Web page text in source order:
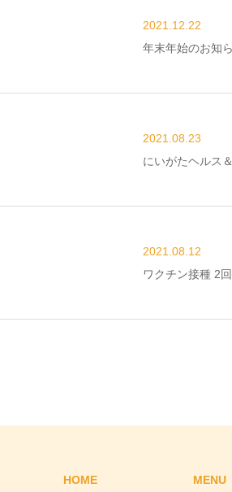
2021.12.22
年末年始のお知
2021.08.23
にいがたヘルス
2021.08.12
ワクチン接種 2
HOME MENU